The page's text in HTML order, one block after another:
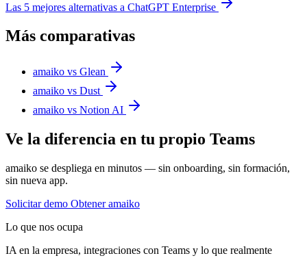
Las 5 mejores alternativas a ChatGPT Enterprise
Más comparativas
amaiko vs Glean
amaiko vs Dust
amaiko vs Notion AI
Ve la diferencia en tu propio Teams
amaiko se despliega en minutos — sin onboarding, sin formación,
sin nueva app.
Solicitar demo Obtener amaiko
Lo que nos ocupa
IA en la empresa, integraciones con Teams y lo que realmente